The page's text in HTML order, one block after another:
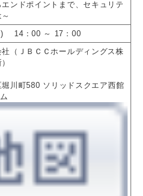
ンドポイントまで、セキュリテ
) 14：00 ～ 17：00
社（ＪＢＣＣホールディングス株
川町580 ソリッドスクエア西館
ム